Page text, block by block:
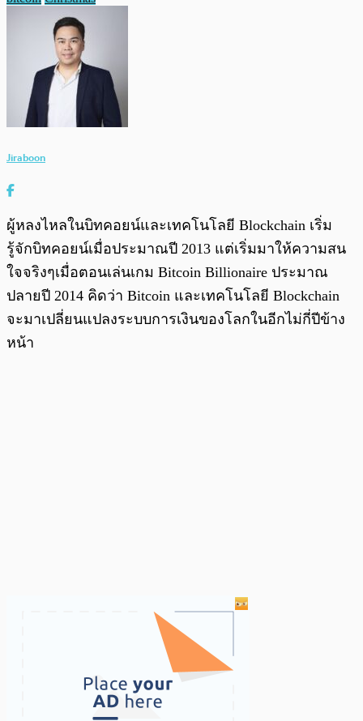
Jiraboon
ผู้หลงไหลในบิทคอยน์และเทคโนโลยี Blockchain เริ่ม
รู้จักบิทคอยน์เมื่อประมาณปี 2013 แต่เริ่มมาให้ความสน
ใจจริงๆเมื่อตอนเล่นเกม Bitcoin Billionaire ประมาณ
ปลายปี 2014 คิดว่า Bitcoin และเทคโนโลยี Blockchain
จะมาเปลี่ยนแปลงระบบการเงินของโลกในอีกไม่กี่ปีข้าง
หน้า